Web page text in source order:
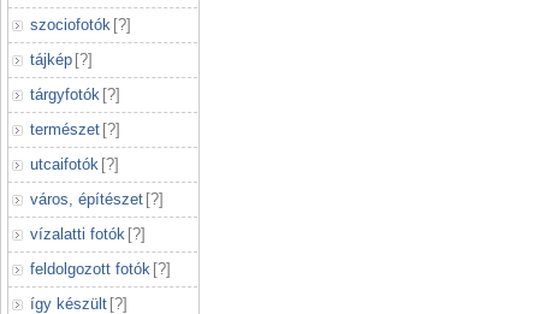
szociofotók [?]
tájkép [?]
tárgyfotók [?]
természet [?]
utcaifotók [?]
város, építészet [?]
vízalatti fotók [?]
feldolgozott fotók [?]
így készült [?]